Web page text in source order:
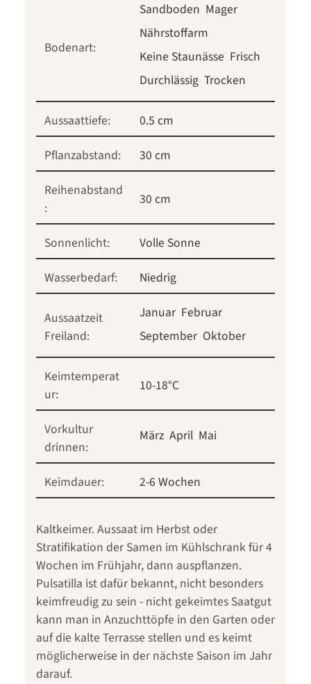
Bodenart:
Sandboden Mager
Nährstoffarm
Keine Staunässe Frisch
Durchlässig Trocken
Aussaattiefe:
0.5 cm
Pflanzabstand:
30 cm
Reihenabstand
:
30 cm
Sonnenlicht:
Volle Sonne
Wasserbedarf:
Niedrig
Aussaatzeit
Freiland:
Januar Februar
September Oktober
Keimtemperat
ur:
10-18°C
Vorkultur
drinnen:
März April Mai
Keimdauer: 2-6 Wochen
Kaltkeimer. Aussaat im Herbst oder
Stratifikation der Samen im Kühlschrank für 4
Wochen im Frühjahr, dann auspflanzen.
Pulsatilla ist dafür bekannt, nicht besonders
keimfreudig zu sein - nicht gekeimtes Saatgut
kann man in Anzuchttöpfe in den Garten oder
auf die kalte Terrasse stellen und es keimt
möglicherweise in der nächste Saison im Jahr
darauf.